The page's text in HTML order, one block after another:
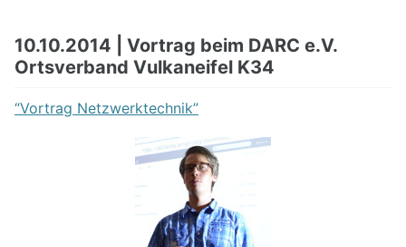
10.10.2014 | Vortrag beim DARC e.V.
Ortsverband Vulkaneifel K34
“Vortrag Netzwerktechnik”